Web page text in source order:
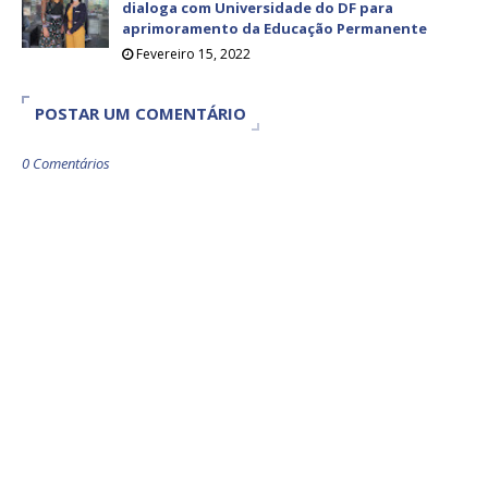
dialoga com Universidade do DF para
aprimoramento da Educação Permanente
Fevereiro 15, 2022
POSTAR UM COMENTÁRIO
0 Comentários